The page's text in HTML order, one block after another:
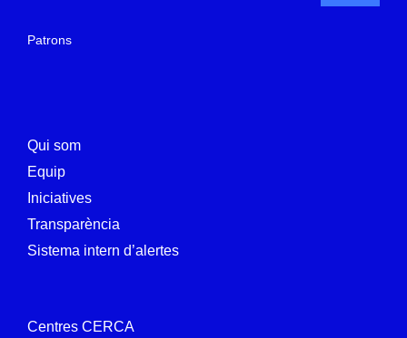
Patrons
Qui som
Equip
Iniciatives
Transparència
Sistema intern d’alertes
Centres CERCA